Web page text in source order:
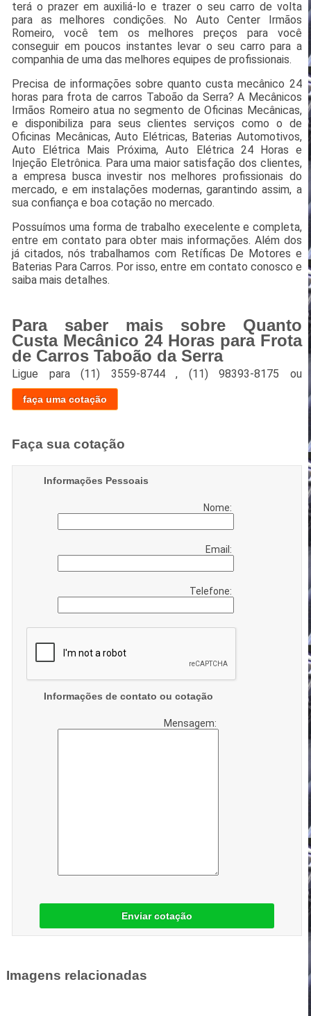
terá o prazer em auxiliá-lo e trazer o seu carro de volta
para as melhores condições. No Auto Center Irmãos
Romeiro, você tem os melhores preços para você
conseguir em poucos instantes levar o seu carro para a
companhia de uma das melhores equipes de profissionais.
Precisa de informações sobre quanto custa mecânico 24
horas para frota de carros Taboão da Serra? A Mecânicos
Irmãos Romeiro atua no segmento de Oficinas Mecânicas,
e disponibiliza para seus clientes serviços como o de
Oficinas Mecânicas, Auto Elétricas, Baterias Automotivos,
Auto Elétrica Mais Próxima, Auto Elétrica 24 Horas e
Injeção Eletrônica. Para uma maior satisfação dos clientes,
a empresa busca investir nos melhores profissionais do
mercado, e em instalações modernas, garantindo assim, a
sua confiança e boa cotação no mercado.
Possuímos uma forma de trabalho execelente e completa,
entre em contato para obter mais informações. Além dos
já citados, nós trabalhamos com Retíficas De Motores e
Baterias Para Carros. Por isso, entre em contato conosco e
saiba mais detalhes.
Para saber mais sobre Quanto
Custa Mecânico 24 Horas para Frota
de Carros Taboão da Serra
Ligue para(11) 3559-8744 , (11) 98393-8175 ou
faça uma cotação
Faça sua cotação
Informações Pessoais
Nome:
Email:
Telefone:
Informações de contato ou cotação
Mensagem:
Enviar cotação
Imagens relacionadas